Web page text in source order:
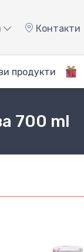
Контакти
продукти
700 ml